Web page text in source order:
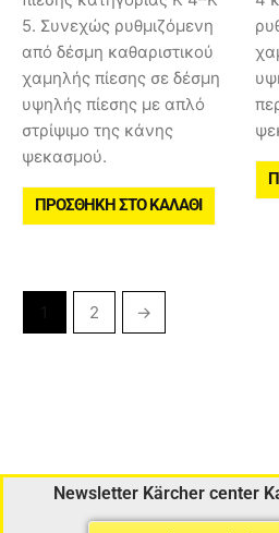
5. Συνεχώς ρυθμιζόμενη
από δέσμη καθαριστικού
χαμηλής πίεσης σε δέσμη
υψηλής πίεσης με απλό
στρίψιμο της κάνης
ψεκασμού.
ΠΡΟΣΘΉΚΗ ΣΤΟ ΚΑΛΆΘΙ
2 →
Newsletter Kärcher center